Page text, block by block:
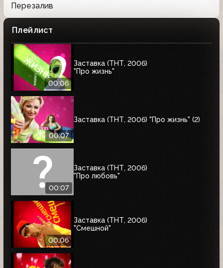
Перезалив
Плейлист
00:06
Заставка (ТНТ, 2006)
"Про жизнь"
00:07
Заставка (ТНТ, 2006) "Про жизнь" (2)
00:07
Заставка (ТНТ, 2006)
"Про любовь"
00:06
Заставка (ТНТ, 2006)
"Смешной"